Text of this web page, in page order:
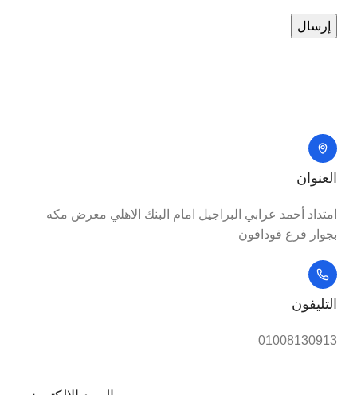
العنوان
امتداد أحمد عرابي البراجيل امام البنك الاهلي معرض مكه
بجوار فرع فودافون
التليفون
01008130913